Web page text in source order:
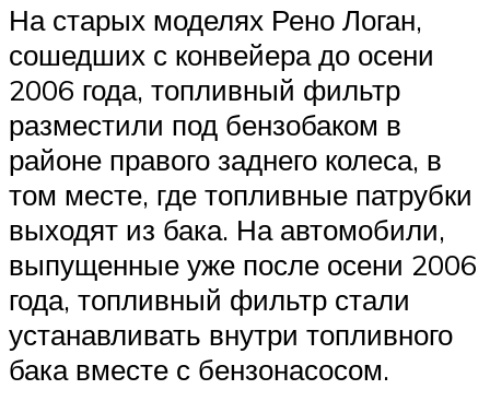
На старых моделях Рено Логан,
сошедших с конвейера до осени
2006 года, топливный фильтр
разместили под бензобаком в
районе правого заднего колеса, в
том месте, где топливные патрубки
выходят из бака. На автомобили,
выпущенные уже после осени 2006
года, топливный фильтр стали
устанавливать внутри топливного
бака вместе с бензонасосом.